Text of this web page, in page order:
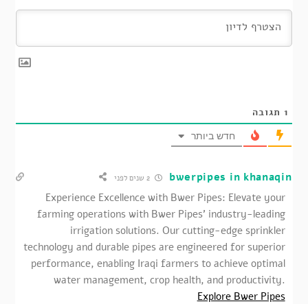
1 תגובה
חדש ביותר
bwerpipes in khanaqin 2 שנים לפני
Experience Excellence with Bwer Pipes: Elevate your
farming operations with Bwer Pipes’ industry-leading
irrigation solutions. Our cutting-edge sprinkler
technology and durable pipes are engineered for superior
performance, enabling Iraqi farmers to achieve optimal
water management, crop health, and productivity.
Explore Bwer Pipes